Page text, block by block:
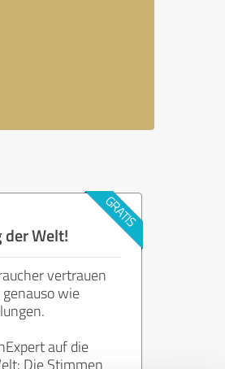
der Welt!
vertrauen
wie
auf die
Die Stimmen